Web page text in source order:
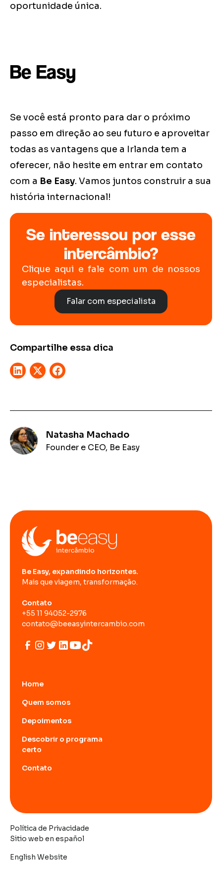
oportunidade única.
Be Easy
Se você está pronto para dar o próximo
passo em direção ao seu futuro e aproveitar
todas as vantagens que a Irlanda tem a
oferecer, não hesite em entrar em contato
com a Be Easy. Vamos juntos construir a sua
história internacional!
Se interessou por esse
intercâmbio?
Clique aqui e fale com um de nossos
especialistas.
Falar com especialista
Compartilhe essa dica
Natasha Machado
Founder e CEO, Be Easy
Be Easy, expandindo horizontes.
Mais que viagem, transformação.
Contato
+55 11 94052-2976
contato@beeasyintercambio.com
Home
Quem somos
Depoimentos
Descobrir o programa
certo
Contato
Sitio web en español
English Website
Política de Privacidade